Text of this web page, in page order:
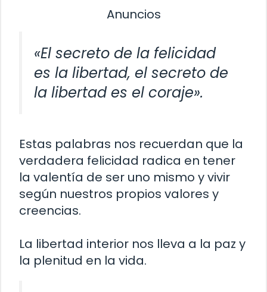
Anuncios
«El secreto de la felicidad
es la libertad, el secreto de
la libertad es el coraje».
Estas palabras nos recuerdan que la
verdadera felicidad radica en tener
la valentía de ser uno mismo y vivir
según nuestros propios valores y
creencias.
La libertad interior nos lleva a la paz y
la plenitud en la vida.